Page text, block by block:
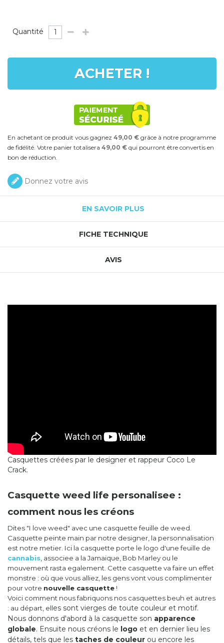
Quantité
ACHETER !
En achetant ce produit vous gagnez 49,00 € grâce à notre programme
de fidélité. Votre panier totalisera 49,00 € qui pourront être convertis en
bon de réduction.
Donnez votre avis
EN SAVOIR PLUS
FICHE TECHNIQUE
AVIS
Casquettes créées par le designer et rappeur Coco Le
Crack.
Casquette weed life personalisee :
comment nous les créons
Dites "I love weed" avec une casquette feuille de weed.
Casquette peinte main par notre designer, la personnalisation
est notre metier. Ici la casquette porte le logo d'une feuille de
cannabis , associee a la Jamaique, Bob Marley ou le
mouvement rasta egalement. Cette casquette va faire un effet
monstre : où que vous alliez, les gens vont vous complimenter
pour votre nouvelle casquette !
Voici comment nous fabriquons nos casquettes beuh et autres
: au départ, elles sont vierges de toute couleur et motif.
Nous donnons d'abord à la casquette son apparence
globale. Ensuite nous créons le logo et en dernier lieu les
détails, tels que les taches de couleur ou encore les